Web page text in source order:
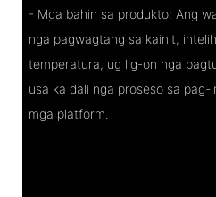
- Mga bahin sa produkto: Ang
nga pagwagtang sa kainit,
temperatura, ug lig-on nga
usa ka dali nga proseso sa
mga platform.